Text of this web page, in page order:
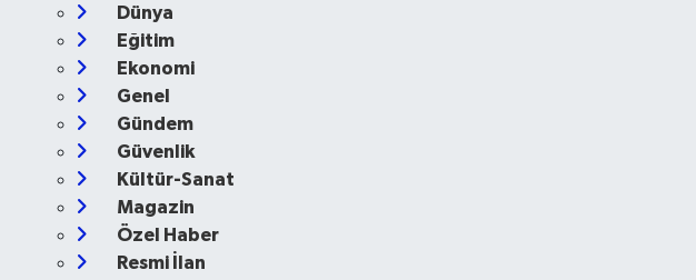
Dünya
Eğitim
Ekonomi
Genel
Gündem
Güvenlik
Kültür-Sanat
Magazin
Özel Haber
Resmi İlan